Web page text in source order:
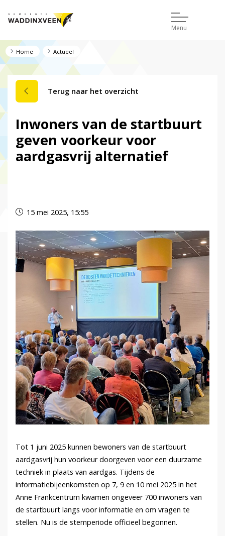
Menu
Home Actueel
Terug naar het overzicht
Inwoners van de startbuurt
geven voorkeur voor
aardgasvrij alternatief
15 mei 2025, 15:55
Tot 1 juni 2025 kunnen bewoners van de startbuurt
aardgasvrij hun voorkeur doorgeven voor een duurzame
techniek in plaats van aardgas. Tijdens de
informatiebijeenkomsten op 7, 9 en 10 mei 2025 in het
Anne Frankcentrum kwamen ongeveer 700 inwoners van
de startbuurt langs voor informatie en om vragen te
stellen. Nu is de stemperiode officieel begonnen.